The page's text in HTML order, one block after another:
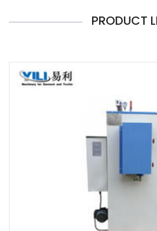
PRODUCT